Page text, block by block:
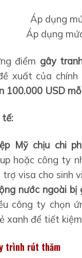
Áp dụng
điểm gây
xuất của chính
100.000 USD
tế:
Mỹ chịu chi
hoặc công ty
visa cho sinh
nước ngoài bị
công ty chọn
xanh để tiết
trình rút thăm